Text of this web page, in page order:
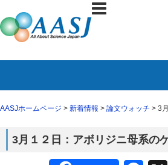
AASJホームページ > 新着情報 > 論文ウォッチ > 3
3月１２日：アボリジニ母系の